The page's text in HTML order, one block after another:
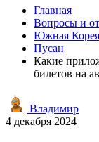
Главная
Вопросы и
Южная Корея
Пусан
Какие
билетов на
Владимир
4 декабря 2024